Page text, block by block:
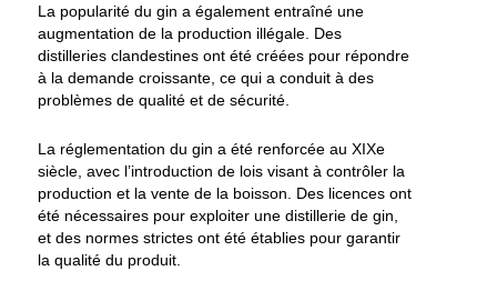
La popularité du gin a également entraîné une
augmentation de la production illégale. Des
distilleries clandestines ont été créées pour répondre
à la demande croissante, ce qui a conduit à des
problèmes de qualité et de sécurité.
La réglementation du gin a été renforcée au XIXe
siècle, avec l’introduction de lois visant à contrôler la
production et la vente de la boisson. Des licences ont
été nécessaires pour exploiter une distillerie de gin,
et des normes strictes ont été établies pour garantir
la qualité du produit.